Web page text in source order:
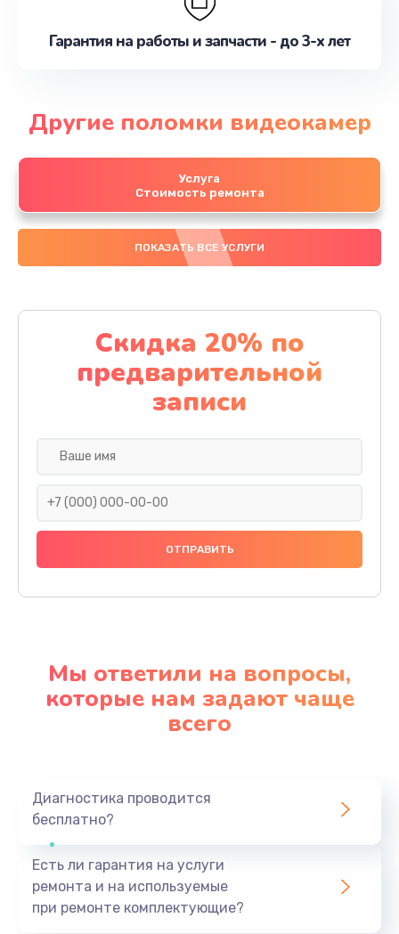
Гарантия на работы и запчасти - до 3-х лет
Другие поломки видеокамер
Услуга
Стоимость ремонта
ПОКАЗАТЬ ВСЕ УСЛУГИ
Скидка 20% по
предварительной
записи
Мы ответили на вопросы,
которые нам задают чаще
всего
Диагностика проводится
бесплатно?
Есть ли гарантия на услуги
ремонта и на используемые
при ремонте комплектующие?